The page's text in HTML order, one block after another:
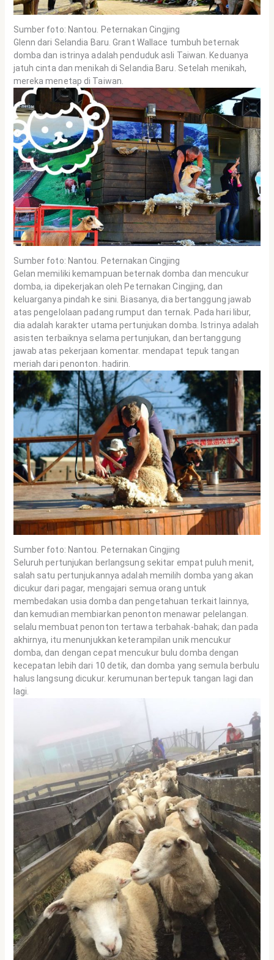
Sumber foto: Nantou. Peternakan Cingjing
Glenn dari Selandia Baru. Grant Wallace tumbuh beternak
domba dan istrinya adalah penduduk asli Taiwan. Keduanya
jatuh cinta dan menikah di Selandia Baru. Setelah menikah,
mereka menetap di Taiwan.
Sumber foto: Nantou. Peternakan Cingjing
Gelan memiliki kemampuan beternak domba dan mencukur
domba, ia dipekerjakan oleh Peternakan Cingjing, dan
keluarganya pindah ke sini. Biasanya, dia bertanggung jawab
atas pengelolaan padang rumput dan ternak. Pada hari libur,
dia adalah karakter utama pertunjukan domba. Istrinya adalah
asisten terbaiknya selama pertunjukan, dan bertanggung
jawab atas pekerjaan komentar. mendapat tepuk tangan
meriah dari penonton. hadirin.
Sumber foto: Nantou. Peternakan Cingjing
Seluruh pertunjukan berlangsung sekitar empat puluh menit,
salah satu pertunjukannya adalah memilih domba yang akan
dicukur dari pagar, mengajari semua orang untuk
membedakan usia domba dan pengetahuan terkait lainnya,
dan kemudian membiarkan penonton menawar pelelangan.
selalu membuat penonton tertawa terbahak-bahak; dan pada
akhirnya, itu menunjukkan keterampilan unik mencukur
domba, dan dengan cepat mencukur bulu domba dengan
kecepatan lebih dari 10 detik, dan domba yang semula berbulu
halus langsung dicukur. kerumunan bertepuk tangan lagi dan
lagi.